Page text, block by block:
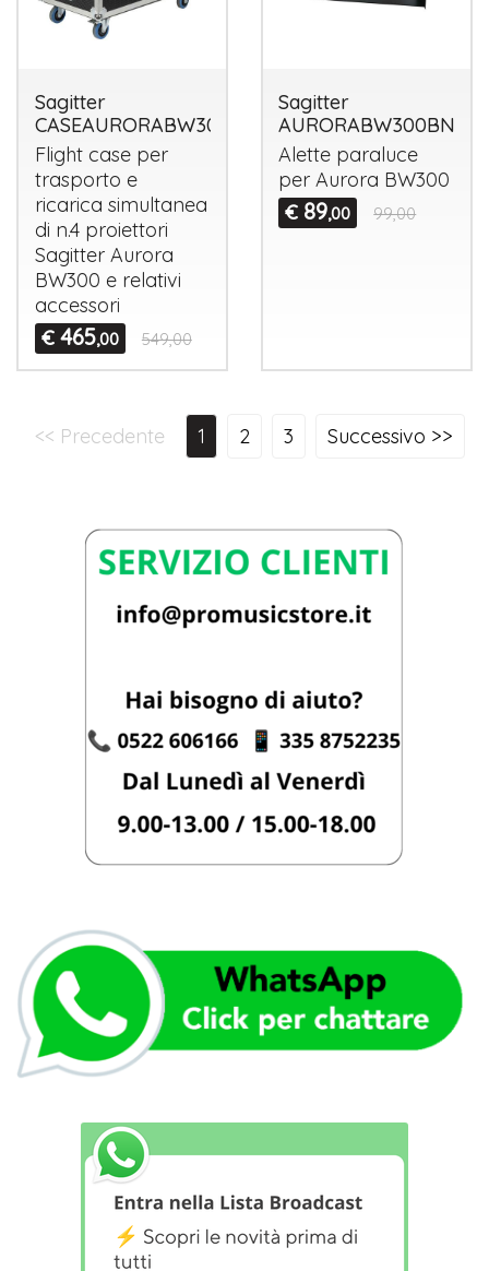
Sagitter
CASEAURORABW300
Flight case per
trasporto e
ricarica simultanea
di n.4 proiettori
Sagitter Aurora
BW300 e relativi
accessori
€ 465,00 549,00
Sagitter
AURORABW300BN
Alette paraluce
per Aurora BW300
€ 89,00 99,00
<< Precedente 1 2 3 Successivo >>